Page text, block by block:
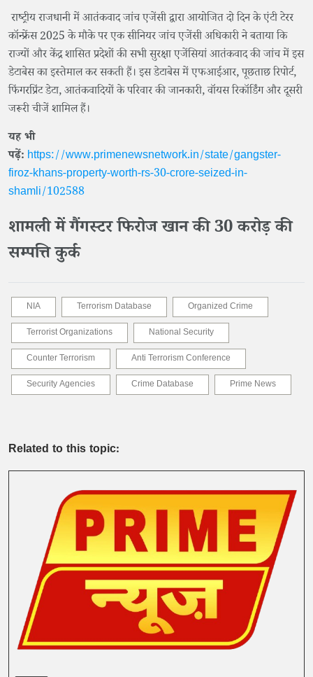
राष्ट्रीय राजधानी में आतंकवाद जांच एजेंसी द्वारा आयोजित दो दिन के एंटी टेरर
कॉन्फ्रेंस 2025 के मौके पर एक सीनियर जांच एजेंसी अधिकारी ने बताया कि
राज्यों और केंद्र शासित प्रदेशों की सभी सुरक्षा एजेंसियां ​​आतंकवाद की जांच में इस
डेटाबेस का इस्तेमाल कर सकती हैं। इस डेटाबेस में एफआईआर, पूछताछ रिपोर्ट,
फिंगरप्रिंट डेटा, आतंकवादियों के परिवार की जानकारी, वॉयस रिकॉर्डिंग और दूसरी
जरूरी चीजें शामिल हैं।
यह भी
पढ़ें: https://www.primenewsnetwork.in/state/gangster-
firoz-khans-property-worth-rs-30-crore-seized-in-
shamli/102588
शामली में गैंगस्टर फिरोज खान की 30 करोड़ की
सम्पत्ति कुर्क
NIA Terrorism Database
Organized Crime
Terrorist Organizations
National Security
Counter Terrorism
Anti Terrorism Conference
Security Agencies
Crime Database Prime News
Related to this topic: